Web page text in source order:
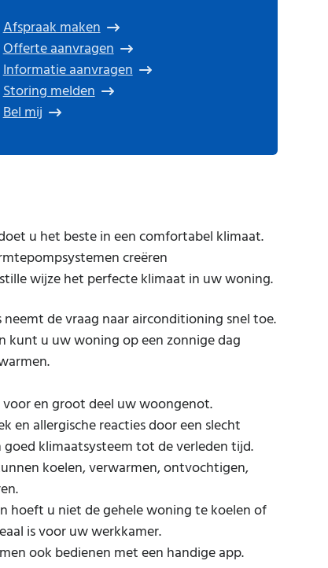
Afspraak maken
Offerte aanvragen
Informatie aanvragen
Storing melden
Bel mij
u het beste in een comfortabel klimaat.
creëren
wijze het perfecte klimaat in uw woning.
de vraag naar airconditioning snel toe.
kunt u uw woning op een zonnige dag
en groot deel uw woongenot.
en allergische reacties door een slecht
klimaatsysteem tot de verleden tijd.
koelen, verwarmen, ontvochtigen,
hoeft u niet de gehele woning te koelen of
is voor uw werkkamer.
ook bedienen met een handige app.